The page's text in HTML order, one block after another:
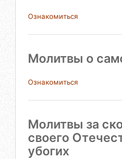
Ознакомиться
Молитвы о
Ознакомиться
Молитвы за
своего
убогих